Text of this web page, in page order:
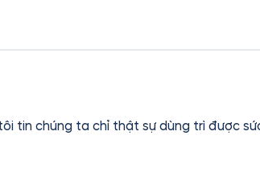
tin chúng ta chỉ thật sự dùng trì được